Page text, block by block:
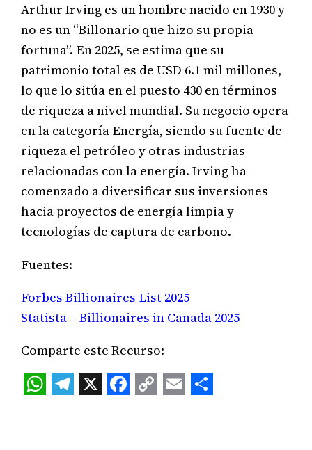
Arthur Irving es un hombre nacido en 1930 y
no es un “Billonario que hizo su propia
fortuna”. En 2025, se estima que su
patrimonio total es de USD 6.1 mil millones,
lo que lo sitúa en el puesto 430 en términos
de riqueza a nivel mundial. Su negocio opera
en la categoría Energía, siendo su fuente de
riqueza el petróleo y otras industrias
relacionadas con la energía. Irving ha
comenzado a diversificar sus inversiones
hacia proyectos de energía limpia y
tecnologías de captura de carbono.
Fuentes:
Forbes Billionaires List 2025
Statista – Billionaires in Canada 2025
Comparte este Recurso: